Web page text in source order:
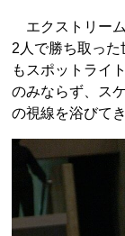
エクストリーム
2人で勝ち取っ
もスポットライ
のみならず、ス
の視線を浴びてき